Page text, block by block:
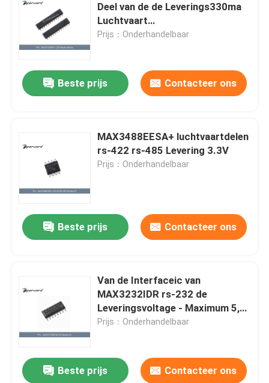
Deel van de de Leverings330ma
Luchtvaart
Vertoningsbestuurders
Prijs：Onderhandelbaar
Beste prijs Contacteer ons
MAX3488EESA+ luchtvaartdelen
rs-422 rs-485 Levering 3.3V
Prijs：Onderhandelbaar
Beste prijs Contacteer ons
Van de Interfaceic van
MAX3232IDR rs-232 de
Leveringsvoltage - Maximum 5,5
V
Prijs：Onderhandelbaar
Beste prijs Contacteer ons